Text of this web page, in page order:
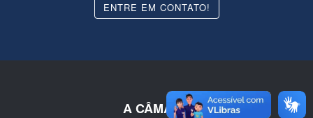
ENTRE EM CONTATO!
A CÂMARA